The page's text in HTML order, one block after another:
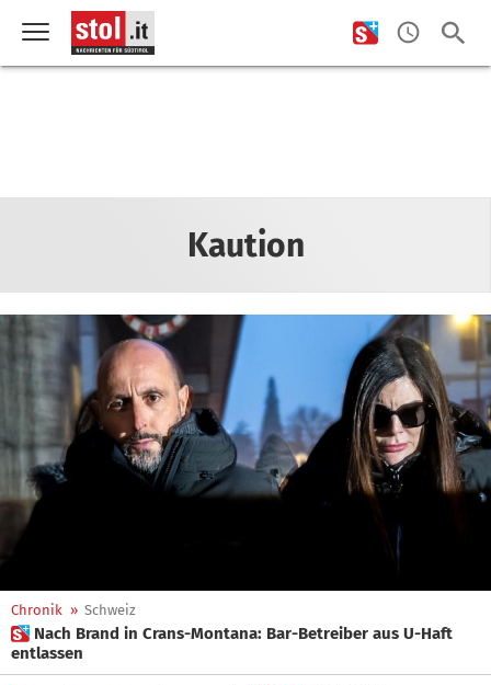
Kaution
Chronik » Schweiz
 Nach Brand in Crans-Montana: Bar-Betreiber aus U-Haft
entlassen